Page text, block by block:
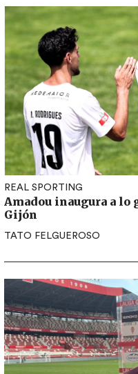
REAL SPORTING
Amadou inaugura a lo
Gijón
TATO FELGUEROSO